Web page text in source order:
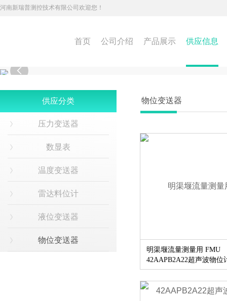
河南新瑞普测控技术有限公司欢迎您！
首页 公司介绍 产品展示 供应信息

供应分类
压力变送器
数显表
温度变送器
雷达料位计
液位变送器
物位变送器
物位变送器
明渠堰流量测量用 FMU
42AAPB2A22超声波物位